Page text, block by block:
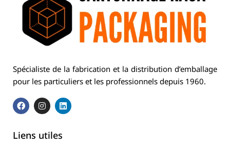
Spécialiste de la fabrication et la distribution d’emballage
pour les particuliers et les professionnels depuis 1960.
Liens utiles